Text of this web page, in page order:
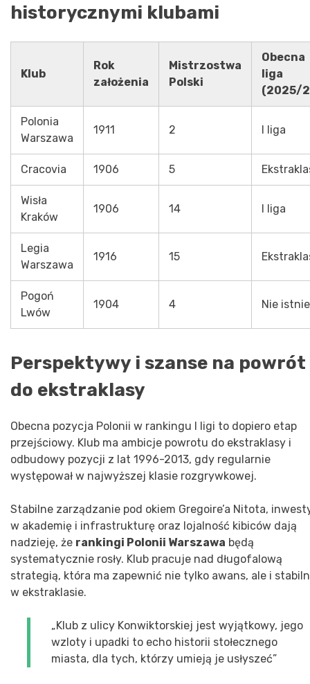
historycznymi klubami
Klub
Rok
założenia
Mistrzostwa
Polski
Obecna
liga
(2025/
Polonia
Warszawa
1911 2 I liga
Cracovia 1906 5
Wisła
Kraków
1906 14 I liga
Legia
Warszawa
1916 15
Pogoń
Lwów
1904 4 Nie
Perspektywy i szanse na powrót
do ekstraklasy
Obecna pozycja Polonii w rankingu I ligi to dopiero etap
przejściowy. Klub ma ambicje powrotu do ekstraklasy i
odbudowy pozycji z lat 1996-2013, gdy regularnie
występował w najwyższej klasie rozgrywkowej.
Stabilne zarządzanie pod okiem Gregoire’a Nitota,
w akademię i infrastrukturę oraz lojalność kibiców dają
nadzieję, że rankingi Polonii Warszawa będą
systematycznie rosły. Klub pracuje nad długofalową
strategią, która ma zapewnić nie tylko awans, ale i
w ekstraklasie.
„Klub z ulicy Konwiktorskiej jest wyjątkowy, jego
wzloty i upadki to echo historii stołecznego
miasta, dla tych, którzy umieją je usłyszeć”